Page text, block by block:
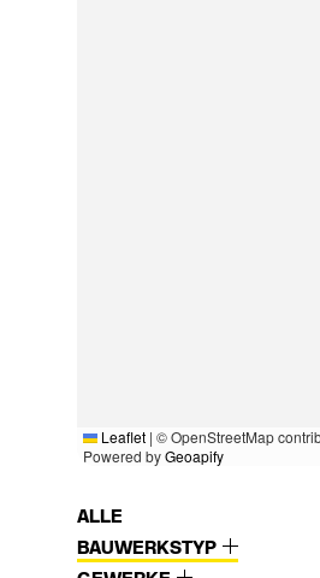
Leaflet | © OpenStreetMap
Powered byGeoapify
ALLE
BAUWERKSTYP